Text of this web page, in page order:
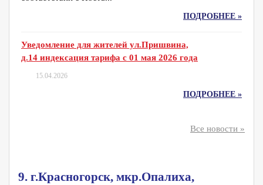
ПОДРОБНЕЕ »
Уведомление для жителей ул.Пришвина,
д.14 индексация тарифа с 01 мая 2026 года
15.04.2026
ПОДРОБНЕЕ »
Все новости »
9. г.Красногорск, мкр.Опалиха,